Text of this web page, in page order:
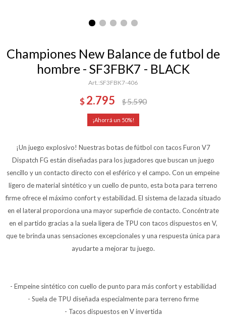
Championes New Balance de futbol de
hombre - SF3FBK7 - BLACK
SF3FBK7-406
$ 2.795 $5.590
50
¡Un juego explosivo! Nuestras botas de fútbol con tacos Furon V7
Dispatch FG están diseñadas para los jugadores que buscan un juego
sencillo y un contacto directo con el esférico y el campo. Con un empeine
ligero de material sintético y un cuello de punto, esta bota para terreno
firme ofrece el máximo confort y estabilidad. El sistema de lazada situado
en el lateral proporciona una mayor superficie de contacto. Concéntrate
en el partido gracias a la suela ligera de TPU con tacos dispuestos en V,
que te brinda unas sensaciones excepcionales y una respuesta única para
ayudarte a mejorar tu juego.
- Empeine sintético con cuello de punto para más confort y estabilidad
- Suela de TPU diseñada especialmente para terreno firme
- Tacos dispuestos en V invertida